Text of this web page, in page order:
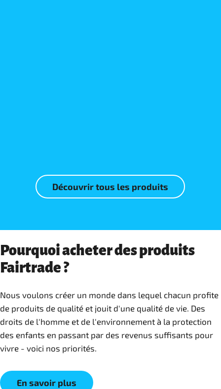
Découvrir tous les produits
Pourquoi acheter des produits
Fairtrade ?
Nous voulons créer un monde dans lequel chacun profite
de produits de qualité et jouit d'une qualité de vie. Des
droits de l'homme et de l'environnement à la protection
des enfants en passant par des revenus suffisants pour
vivre - voici nos priorités.
En savoir plus